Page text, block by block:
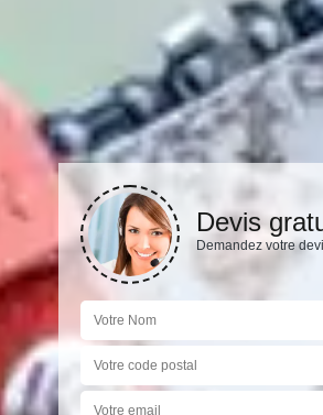
Devis
Demandez votre